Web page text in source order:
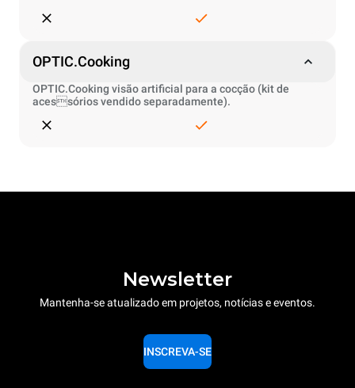
OPTIC.Cooking
OPTIC.Cooking visão artificial para a cocção (kit de
acessórios vendido separadamente).
Newsletter
Mantenha-se atualizado em projetos, notícias e eventos.
INSCREVA-SE